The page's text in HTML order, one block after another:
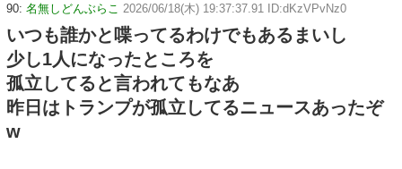
90: 名無しどんぶらこ 2026/06/18(木) 19:37:37.91 ID:dKzVPvNz0
いつも誰かと喋ってるわけでもあるまいし
少し1人になったところを
孤立してると言われてもなあ
昨日はトランプが孤立してるニュースあったぞ
w